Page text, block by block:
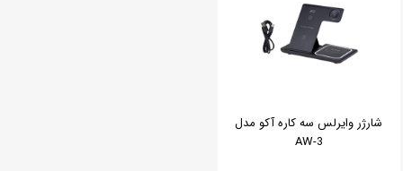
شارژر وایرلس سه کاره آکو مدل
AW-3